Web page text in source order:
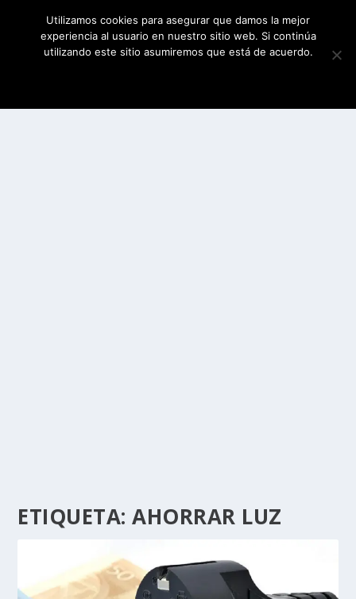
ETIQUETA:AHORRAR LUZ
Utilizamos cookies para asegurar que damos la mejor
experiencia al usuario en nuestro sitio web. Si continúa
utilizando este sitio asumiremos que está de acuerdo.